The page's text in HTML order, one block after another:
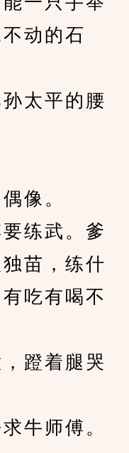
动的石
太平的腰
像。
练武。爹
苗，练什
吃有喝不
蹬着腿哭
牛师傅。